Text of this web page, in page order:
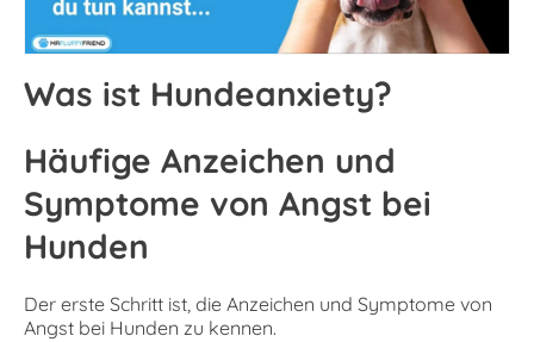
Was ist Hundeanxiety?
Häufige Anzeichen und
Symptome von Angst bei
Hunden
Der erste Schritt ist, die Anzeichen und Symptome von
Angst bei Hunden zu kennen.